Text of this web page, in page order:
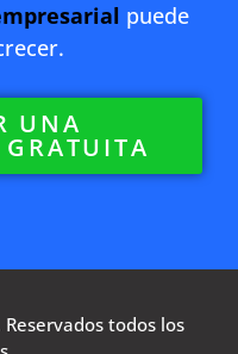
puede
UNA
todos los